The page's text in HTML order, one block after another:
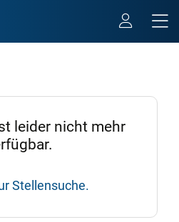
leider nicht mehr
Stellensuche.